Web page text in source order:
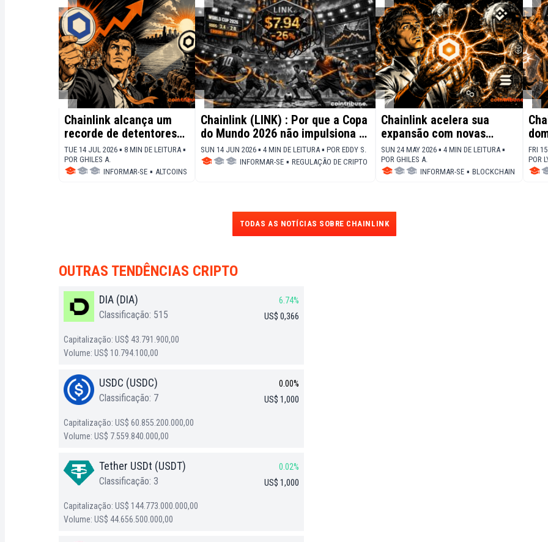
Chainlink alcança um
recorde de detentores
enquanto o mercado
aguarda um sinal de
recuperação
TUE 14 JUL 2026 ▪ 8 MIN DE LEITURA ▪
POR GHILES A.
INFORMAR-SE ▪ ALTCOINS
Chainlink (LINK) : Por que a Copa
do Mundo 2026 não impulsiona o
token apesar dos bilhões em
apostas?
SUN 14 JUN 2026 ▪ 4 MIN DE LEITURA ▪ POR EDDY S.
INFORMAR-SE ▪ REGULAÇÃO DE CRIPTO
Chainlink acelera sua
expansão com novas
integrações blockchain
SUN 24 MAY 2026 ▪ 4 MIN DE LEITURA ▪
POR GHILES A.
INFORMAR-SE ▪ BLOCKCHAIN
FRI
POR
TODAS AS NOTÍCIAS SOBRE CHAINLINK
OUTRAS TENDÊNCIAS CRIPTO
DIA (DIA)
Classificação: 515
6.74%
US$ 0,366
Capitalização: US$ 43.791.900,00
Volume: US$ 10.794.100,00
USDC (USDC)
Classificação: 7
0.00%
US$ 1,000
Capitalização: US$ 60.855.200.000,00
Volume: US$ 7.559.840.000,00
Tether USDt (USDT)
Classificação: 3
0.02%
US$ 1,000
Capitalização: US$ 144.773.000.000,00
Volume: US$ 44.656.500.000,00